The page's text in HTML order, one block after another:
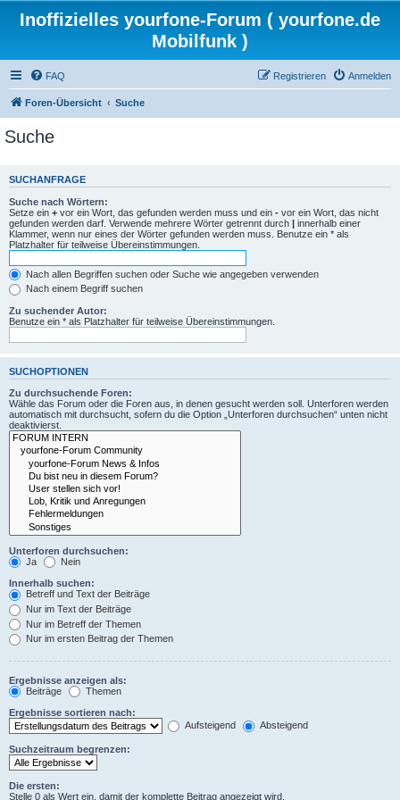
Inoffizielles yourfone-Forum ( yourfone.de
Mobilfunk )
FAQ Anmelden
Registrieren
Foren-Übersicht Suche
Suche
SUCHANFRAGE
Suche nach Wörtern:
Setze ein + vor ein Wort, das gefunden werden muss und ein - vor ein Wort, das nicht
gefunden werden darf. Verwende mehrere Wörter getrennt durch | innerhalb einer
Klammer, wenn nur eines der Wörter gefunden werden muss. Benutze ein * als
Platzhalter für teilweise Übereinstimmungen.
Nach allen Begriffen suchen oder Suche wie angegeben verwenden
Nach einem Begriff suchen
Zu suchender Autor:
Benutze ein * als Platzhalter für teilweise Übereinstimmungen.
SUCHOPTIONEN
Zu durchsuchende Foren:
Wähle das Forum oder die Foren aus, in denen gesucht werden soll. Unterforen werden
automatisch mit durchsucht, sofern du die Option „Unterforen durchsuchen“ unten nicht
deaktivierst.
Unterforen durchsuchen:
Ja
Nein
Innerhalb suchen:
Betreff und Text der Beiträge
Nur im Text der Beiträge
Nur im Betreff der Themen
Nur im ersten Beitrag der Themen
Ergebnisse anzeigen als:
Beiträge
Themen
Ergebnisse sortieren nach:
Aufsteigend
Absteigend
Suchzeitraum begrenzen:
Die ersten:
Stelle 0 als Wert ein, damit der komplette Beitrag angezeigt wird.